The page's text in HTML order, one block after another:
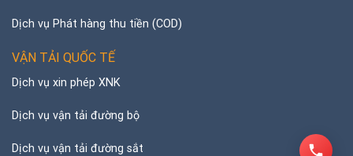
Dịch vụ Phát hàng thu tiền (COD)
VẬN TẢI QUỐC TẾ
Dịch vụ xin phép XNK
Dịch vụ vận tải đường bộ
Dịch vụ vận tải đường sắt